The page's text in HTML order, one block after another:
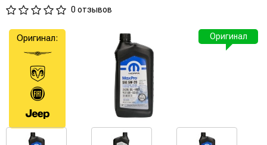
0 отзывов
Оригинал
Оригинал: